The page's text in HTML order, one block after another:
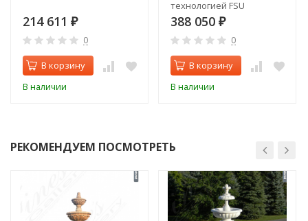
214 611 ₽
0
В корзину
В наличии
технологией FSU
388 050 ₽
0
В корзину
В наличии
РЕКОМЕНДУЕМ ПОСМОТРЕТЬ